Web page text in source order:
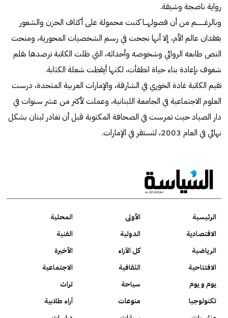
رواية ناضجة وشيقة.
وبالرغــــــــم من أن فصولهـــا كتبت محمولة على أكتاف الحزن والشعور
بفقدان عالم الأم، إلا أنها نجحت في رسم الشخصيات المحورية، ومنحت
النص طابعه الروائي وشخوصه وأحداثه، التي ظلت الكاتبة ترصدها بقلم
شغوف بإعادة بناء حياة انطفأت، لكنها أيقظت شعلة الكتابة.
تقيم الكاتبة غادة الخوري في الشارقة، والإمارات العربية المتحدة، درست
العلوم الاجتماعية في الجامعة اللبنانية، وعملت لأكثر من عشر سنوات في
دار الصياد حيث تمرست في الصحافة المكتوبة قبل أن تغادر لبنان بشكل
نهائي في العام 2003، لتستقر في الإمارات.
الرئيسية الأولى
المحلية
الاقتصادية
الدولية
الفنية
الرياضية
كل الآراء
الأخيرة
الافتتاحية
الثقافية
الاجتماعية
يوم و يوم
سياحة
تراث
تكنولوجيا
منوعات
آراء طلابية